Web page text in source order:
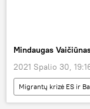
Mindaugas
2021 Spalio 30,
Migrantų krizė ES ir
Politika